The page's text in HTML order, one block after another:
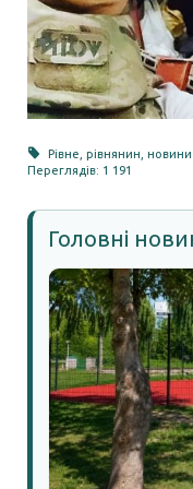
Рівне ,рівнянин ,новини
Переглядів: 1 191
Головні